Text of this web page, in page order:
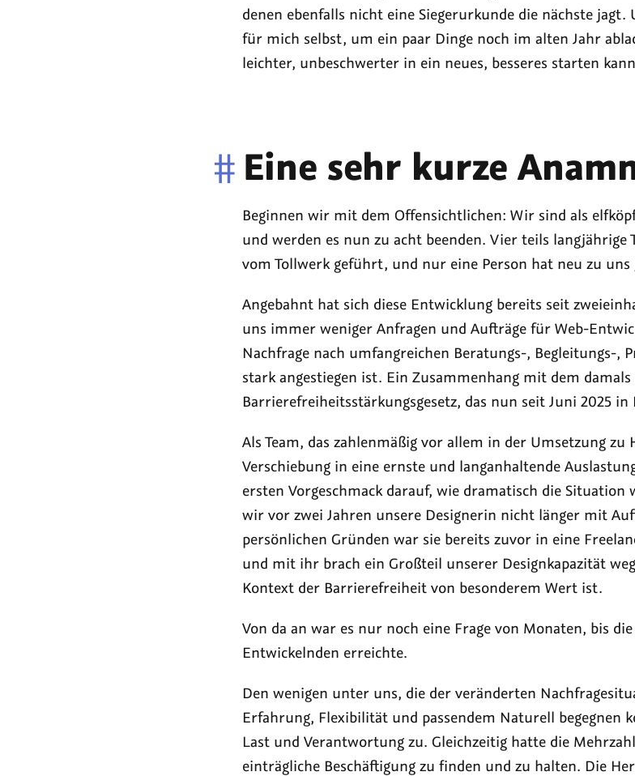
denen ebenfalls nicht eine Siegerurkunde die nächste jagt.
für mich selbst, um ein paar Dinge noch im alten Jahr
leichter, unbeschwerter in ein neues, besseres starten
# Eine sehr kurze
Beginnen wir mit dem Offensichtlichen: Wir sind als
und werden es nun zu acht beenden. Vier teils langjährige
vom Tollwerk geführt, und nur eine Person hat neu zu uns
Angebahnt hat sich diese Entwicklung bereits seit
uns immer weniger Anfragen und Aufträge für Web-
Nachfrage nach umfangreichen Beratungs-, Begleitungs-,
stark angestiegen ist. Ein Zusammenhang mit dem
Barrierefreiheitsstärkungsgesetz, das nun seit Juni 2025
Als Team, das zahlenmäßig vor allem in der Umsetzung zu
Verschiebung in eine ernste und langanhaltende
ersten Vorgeschmack darauf, wie dramatisch die Situation
wir vor zwei Jahren unsere Designerin nicht länger mit
persönlichen Gründen war sie bereits zuvor in eine
und mit ihr brach ein Großteil unserer Designkapazität
Kontext der Barrierefreiheit von besonderem Wert ist.
Von da an war es nur noch eine Frage von Monaten, bis
Entwickelnden erreichte.
Den wenigen unter uns, die der veränderten
Erfahrung, Flexibilität und passendem Naturell begegnen
Last und Verantwortung zu. Gleichzeitig hatte die
einträgliche Beschäftigung zu finden und zu halten. Die